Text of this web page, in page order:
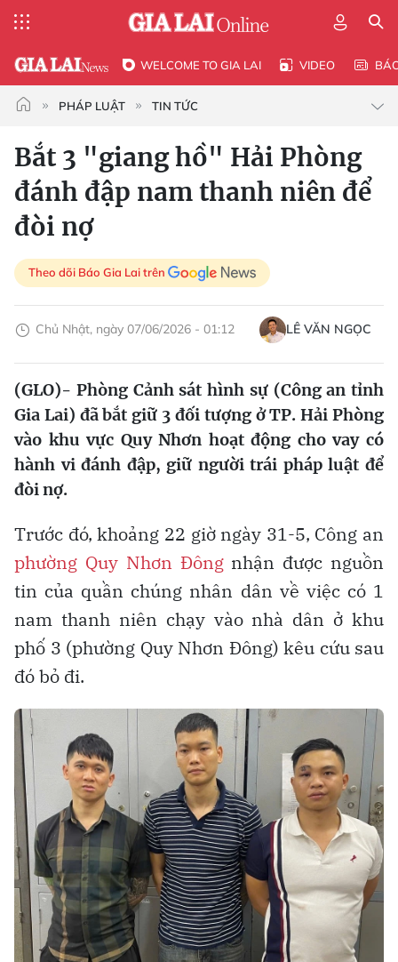
WELCOME TO GIA LAI VIDEO
PHÁP LUẬT TIN TỨC
Bắt 3 "giang hồ" Hải Phòng
đánh đập nam thanh niên để
đòi nợ
Theo dõi Báo Gia Lai trên
Chủ Nhật, ngày 07/06/2026 - 01:12 LÊ VĂN NGỌC
(GLO)- Phòng Cảnh sát hình sự (Công an tỉnh
Gia Lai) đã bắt giữ 3 đối tượng ở TP. Hải Phòng
vào khu vực Quy Nhơn hoạt động cho vay có
hành vi đánh đập, giữ người trái pháp luật để
đòi nợ.
Trước đó, khoảng 22 giờ ngày 31-5, Công an
phường Quy Nhơn Đông nhận được nguồn
tin của quần chúng nhân dân về việc có 1
nam thanh niên chạy vào nhà dân ở khu
phố 3 (phường Quy Nhơn Đông) kêu cứu sau
đó bỏ đi.